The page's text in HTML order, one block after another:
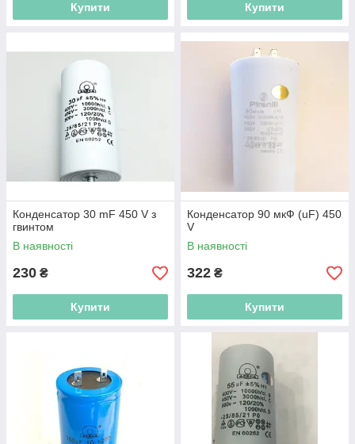
Купити Купити
Конденсатор 30 mF 450 V з
гвинтом
В наявності
230 ₴
Купити
Конденсатор 90 мкФ (uF) 450
V
В наявності
322 ₴
Купити